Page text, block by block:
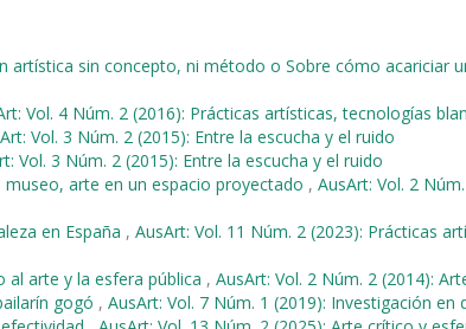
artística sin concepto, ni método o Sobre cómo acariciar
Vol. 4 Núm. 2 (2016): Prácticas artísticas, tecnologías
Vol. 3 Núm. 2 (2015): Entre la escucha y el ruido
Vol. 3 Núm. 2 (2015): Entre la escucha y el ruido
museo, arte en un espacio proyectado , AusArt: Vol. 2
en España , AusArt: Vol. 11 Núm. 2 (2023): Prácticas
al arte y la esfera pública , AusArt: Vol. 2 Núm. 2 (2014):
gogó , AusArt: Vol. 7 Núm. 1 (2019): Investigación en